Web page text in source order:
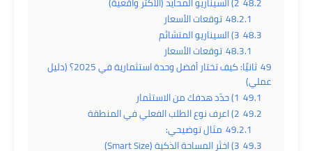
48.2.1توقعات الأسعار
48.3 3) السيناريو المتشائم
48.3.1توقعات الأسعار
49
ثانيًا: كيف تختار أفضل وحدة استثمارية في 2025؟ (دليل
عملي)
49.1 1) حدّد هدفك من الاستثمار
49.2 2) اعرف نوع الطلب الفعلي في المنطقة
49.2.1 مثال توضيحي:
49.3 3) اختَر المساحة الذكية (Smart Size)